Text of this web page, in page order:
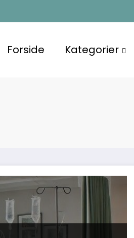
Forside Kategorier